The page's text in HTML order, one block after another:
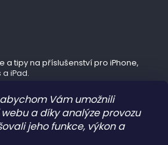
Vám umožnili
a díky analýze provozu
jeho funkce, výkon a
a tipy na příslušenství pro iPhone,
a iPad.